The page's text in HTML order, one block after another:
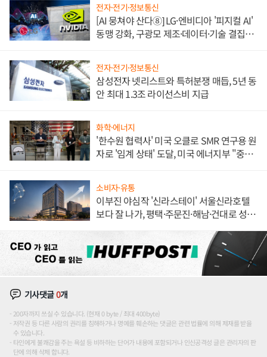
전자·전기·정보통신
[AI 뭉쳐야 산다⑧] LG·엔비디아 '피지컬 AI'
동맹 강화, 구광모 제조·데이터·기술 결집
전자·전기·정보통신
삼성전자 넷리스트와 특허분쟁 매듭, 5년 동
안 최대 1.3조 라이선스비 지급
화학·에너지
'한수원 협력사' 미국 오클로 SMR 연구용 원
자로 '임계 상태' 도달, 미국 에너지부 "중요
소비자·유통
이부진 야심작 '신라스테이' 서울신라호텔
보다 잘 나가, 평택·주문진·해남·건대로 성
기사댓글0개
200자까지 쓰실 수 있습니다. (현재 0 byte / 최대 400byte)
저작권 등 다른 사람의 권리를 침해하거나 명예를 훼손하는 댓글은 관련 법률에 의해 제재를 받을
수 있습니다.
타인에게 불쾌감을 주는 욕설 등 비하하는 단어가 내용에 포함되거나 인신공격성 글은 관리자의 판
단에 의해 삭제 합니다.